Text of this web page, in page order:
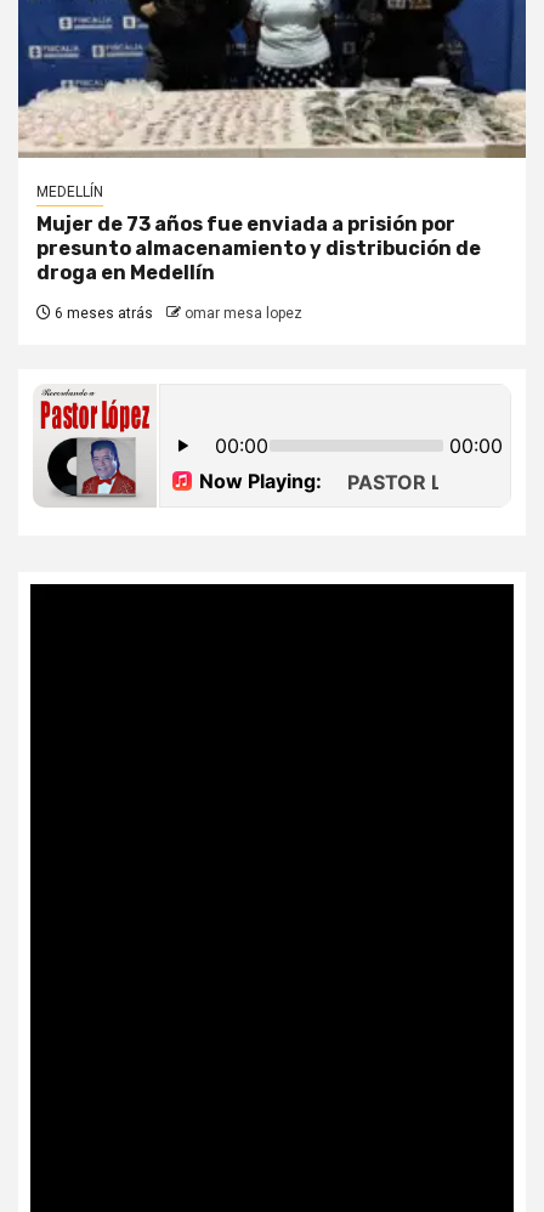
MEDELLÍN
Mujer de 73 años fue enviada a prisión por
presunto almacenamiento y distribución de
droga en Medellín
6 meses atrás omar mesa lopez